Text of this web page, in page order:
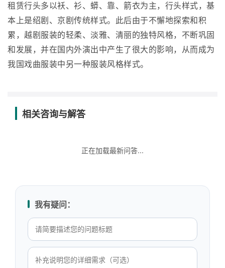
租赁行头多以袄、衫、蟒、靠、箭衣为主，行头样式，基
本上是绍剧、京剧传统样式。此后由于不懈地探索和积
累，越剧服装的轻柔、淡雅、清丽的独特风格，不断巩固
和发展，并在国内外演出中产生了很大的影响，从而成为
我国戏曲服装中另一种服装风格样式。
相关咨询与解答
正在加载最新问答...
我有疑问：